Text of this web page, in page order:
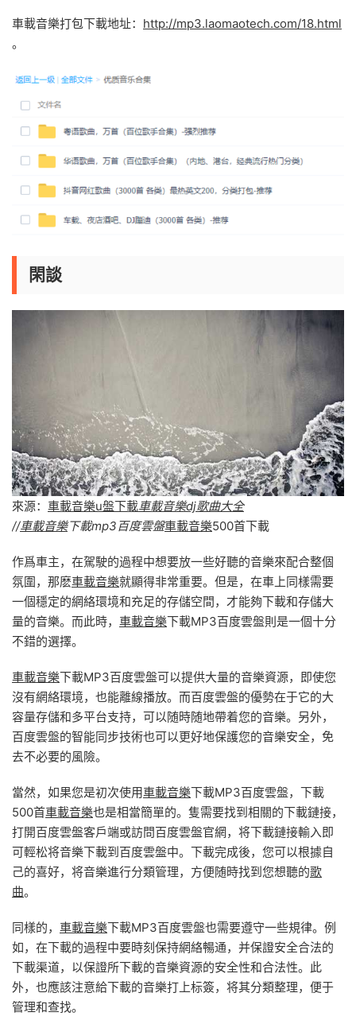
車載音樂打包下載地址： http://mp3.laomaotech.com/18.html
。
閑談
來源： 車載音樂u盤下載車載音樂dj歌曲大全
//車載音樂下載mp3百度雲盤車載音樂500首下載
作爲車主，在駕駛的過程中想要放一些好聽的音樂來配合整個
氛圍，那麽車載音樂就顯得非常重要。但是，在車上同樣需要
一個穩定的網絡環境和充足的存儲空間，才能夠下載和存儲大
量的音樂。而此時， 車載音樂下載MP3百度雲盤則是一個十分
不錯的選擇。
車載音樂下載MP3百度雲盤可以提供大量的音樂資源，即使您
沒有網絡環境，也能離線播放。而百度雲盤的優勢在于它的大
容量存儲和多平台支持，可以随時随地帶着您的音樂。另外，
百度雲盤的智能同步技術也可以更好地保護您的音樂安全，免
去不必要的風險。
當然，如果您是初次使用車載音樂下載MP3百度雲盤，下載
500首車載音樂也是相當簡單的。隻需要找到相關的下載鏈接，
打開百度雲盤客戶端或訪問百度雲盤官網，将下載鏈接輸入即
可輕松将音樂下載到百度雲盤中。下載完成後，您可以根據自
己的喜好，将音樂進行分類管理，方便随時找到您想聽的歌
曲。
同樣的， 車載音樂下載MP3百度雲盤也需要遵守一些規律。例
如，在下載的過程中要時刻保持網絡暢通，并保證安全合法的
下載渠道，以保證所下載的音樂資源的安全性和合法性。此
外，也應該注意給下載的音樂打上标簽，将其分類整理，便于
管理和查找。